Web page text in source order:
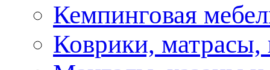
Кемпинговая
Коврики,